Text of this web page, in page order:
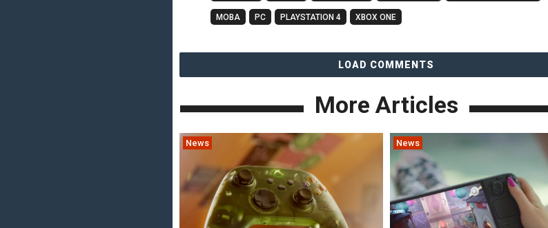
MOBA PC PLAYSTATION 4 XBOX ONE
LOAD COMMENTS
More Articles
News News